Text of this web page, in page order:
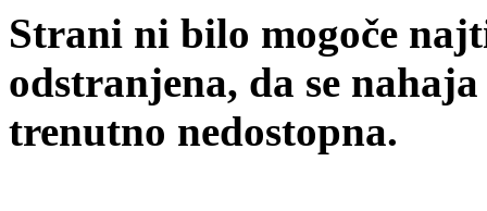
Strani ni bilo mogoče
odstranjena, da se
trenutno nedostopna.